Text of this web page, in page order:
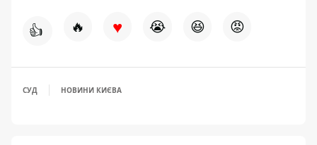
👍 🔥 ♥ 😭 😆 😡
СУД НОВИНИ КИЄВА